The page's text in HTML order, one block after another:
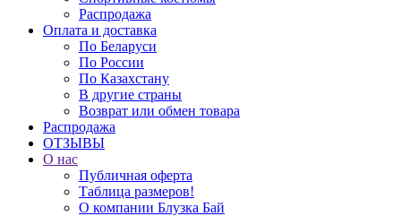
Распродажа
Оплата и доставка
По Беларуси
По России
По Казахстану
В другие страны
Возврат или обмен товара
Распродажа
ОТЗЫВЫ
О нас
Публичная оферта
Таблица размеров!
О компании Блузка Бай